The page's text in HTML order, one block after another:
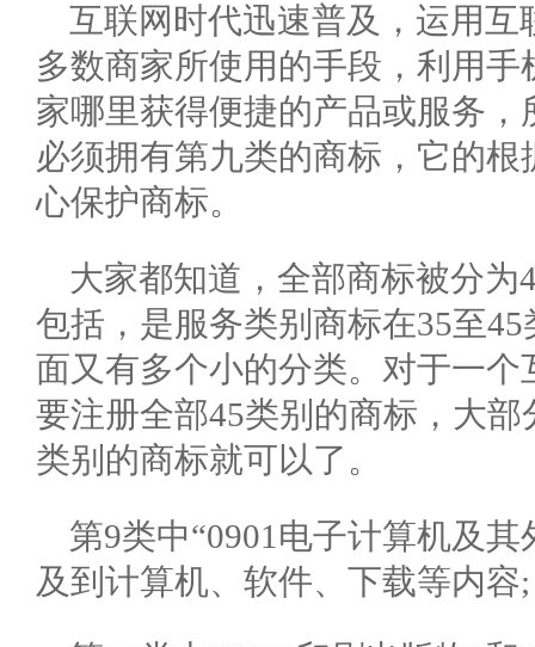
互联网时代迅速普及，运用
多数商家所使用的手段，利用
家哪里获得便捷的产品或服务
必须拥有第九类的商标，它的
心保护商标。
大家都知道，全部商标被分
包括，是服务类别商标在35至
面又有多个小的分类。对于一
要注册全部45类别的商标，大
类别的商标就可以了。
第9类中“0901电子计算机及
及到计算机、软件、下载等内容;